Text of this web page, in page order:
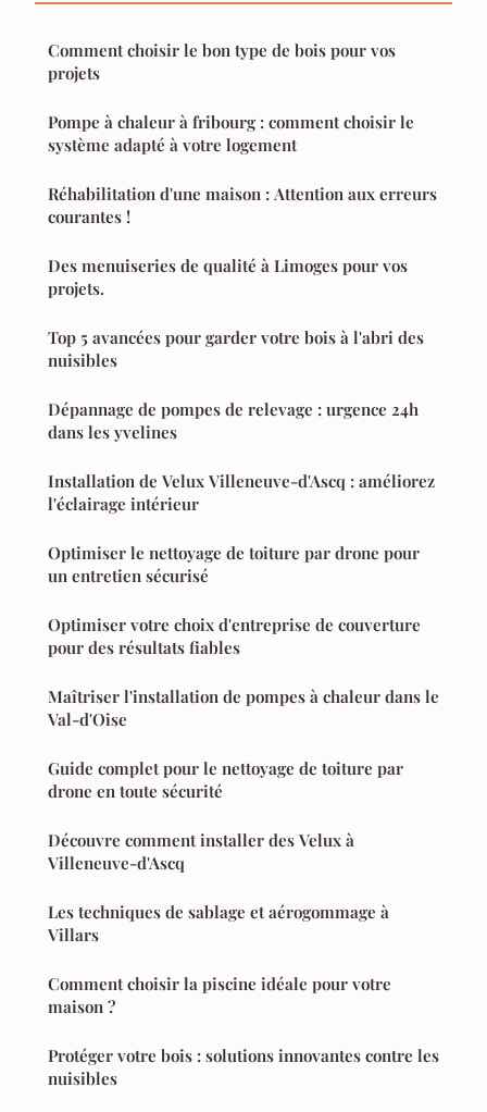
Comment choisir le bon type de bois pour vos
projets
Pompe à chaleur à fribourg : comment choisir le
système adapté à votre logement
Réhabilitation d'une maison : Attention aux erreurs
courantes !
Des menuiseries de qualité à Limoges pour vos
projets.
Top 5 avancées pour garder votre bois à l'abri des
nuisibles
Dépannage de pompes de relevage : urgence 24h
dans les yvelines
Installation de Velux Villeneuve-d'Ascq : améliorez
l'éclairage intérieur
Optimiser le nettoyage de toiture par drone pour
un entretien sécurisé
Optimiser votre choix d'entreprise de couverture
pour des résultats fiables
Maîtriser l'installation de pompes à chaleur dans le
Val-d'Oise
Guide complet pour le nettoyage de toiture par
drone en toute sécurité
Découvre comment installer des Velux à
Villeneuve-d'Ascq
Les techniques de sablage et aérogommage à
Villars
Comment choisir la piscine idéale pour votre
maison ?
Protéger votre bois : solutions innovantes contre les
nuisibles